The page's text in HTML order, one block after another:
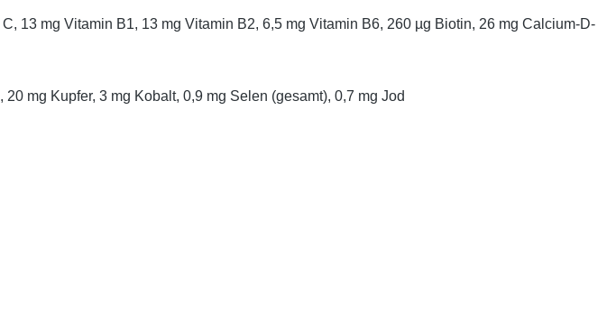
13 mg Vitamin B1, 13 mg Vitamin B2, 6,5 mg Vitamin B6, 260 µg Biotin, 26 mg Calcium-D-
mg Kupfer, 3 mg Kobalt, 0,9 mg Selen (gesamt), 0,7 mg Jod